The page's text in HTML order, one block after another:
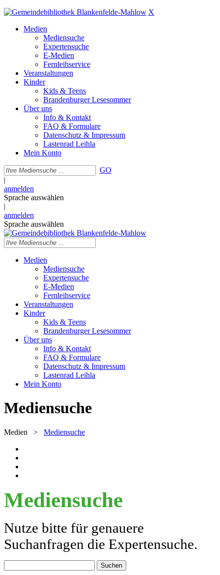
X
Medien
Mediensuche
Expertensuche
E-Medien
Fernleihservice
Veranstaltungen
Kinder
Kids & Teens
Brandenburger Lesesommer
Über uns
Info & Kontakt
FAQ & Formulare
Datenschutz & Impressum
Lastenrad Leihla
Mein Konto
GO
|
anmelden
Sprache auswählen
|
anmelden
Sprache auswählen
Medien
Mediensuche
Expertensuche
E-Medien
Fernleihservice
Veranstaltungen
Kinder
Kids & Teens
Brandenburger Lesesommer
Über uns
Info & Kontakt
FAQ & Formulare
Datenschutz & Impressum
Lastenrad Leihla
Mein Konto
Mediensuche
Medien > Mediensuche
Mediensuche
Nutze bitte für genauere
Suchanfragen die Expertensuche.